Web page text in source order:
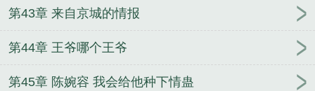
第43章 来自京城的情报
第44章 王爷哪个王爷
第45章 陈婉容 我会给他种下情蛊